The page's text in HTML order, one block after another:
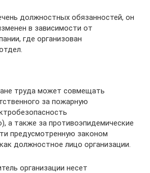
должностных обязанностей, он
в зависимости от
где организован
труда может совмещать
за пожарную
а также за противоэпидемические
предусмотренную законом
должностное лицо организации.
организации несет